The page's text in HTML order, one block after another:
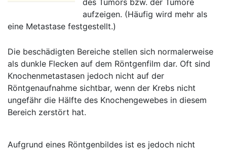
des Tumors bzw. der Tumore
aufzeigen. (Häufig wird mehr als
eine Metastase festgestellt.)
Die beschädigten Bereiche stellen sich normalerweise
als dunkle Flecken auf dem Röntgenfilm dar. Oft sind
Knochenmetastasen jedoch nicht auf der
Röntgenaufnahme sichtbar, wenn der Krebs nicht
ungefähr die Hälfte des Knochengewebes in diesem
Bereich zerstört hat.
Aufgrund eines Röntgenbildes ist es jedoch nicht